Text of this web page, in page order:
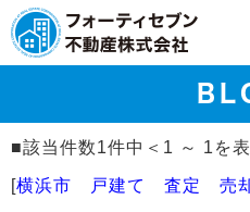
■該当件数1件中＜1 ～ 1を
[横浜市 戸建て 査定 売